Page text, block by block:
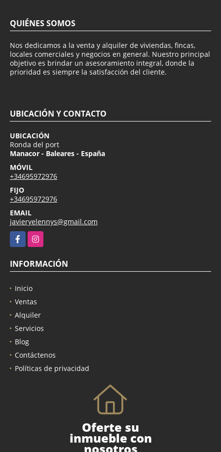
QUIÉNES SOMOS
Nos dedicamos a la venta y alquiler de viviendas, fincas,
locales comerciales y negocios en general. Nuestro principal
objetivo es brindar un asesoramiento integral, donde la
prioridad es siempre la satisfacción del cliente.
UBICACIÓN Y CONTACTO
UBICACIÓN
Ronda del port
Manacor - Baleares - España
MÓVIL
+34695972976
FIJO
+34695972976
EMAIL
javieryelennys@gmail.com
FacebookInstagram
INFORMACIÓN
Inicio
Ventas
Alquiler
Servicios
Blog
Contáctenos
Políticas de privacidad
Oferte su
inmueble con
nosotros